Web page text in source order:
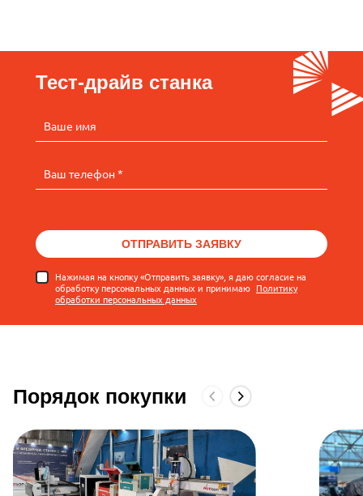
Тест-драйв станка
Ваше имя
Ваш телефон *
ОТПРАВИТЬ ЗАЯВКУ
Нажимая на кнопку «Отправить заявку», я даю согласие на
обработку персональных данных и принимаю Политику
обработки персональных данных
Порядок покупки